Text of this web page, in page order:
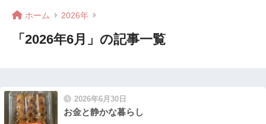
ホーム 2026年
「2026年6月」の記事一覧
2026年6月30日
お金と静かな暮らし